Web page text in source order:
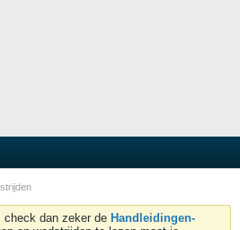
dan zeker de Handleidingen-